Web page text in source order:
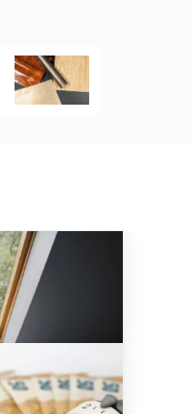
: Comment
de
: quelles
d’énergie